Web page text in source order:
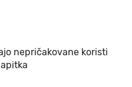
nepričakovane koristi